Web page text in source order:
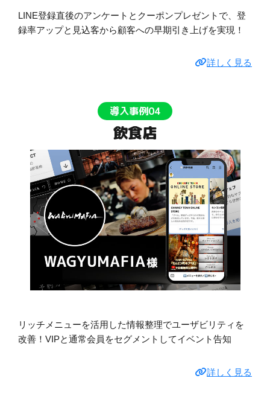
LINE登録直後のアンケートとクーポンプレゼントで、登
録率アップと見込客から顧客への早期引き上げを実現！
詳しく見る
導入事例04
飲食店
リッチメニューを活用した情報整理でユーザビリティを
改善！VIPと通常会員をセグメントしてイベント告知
詳しく見る